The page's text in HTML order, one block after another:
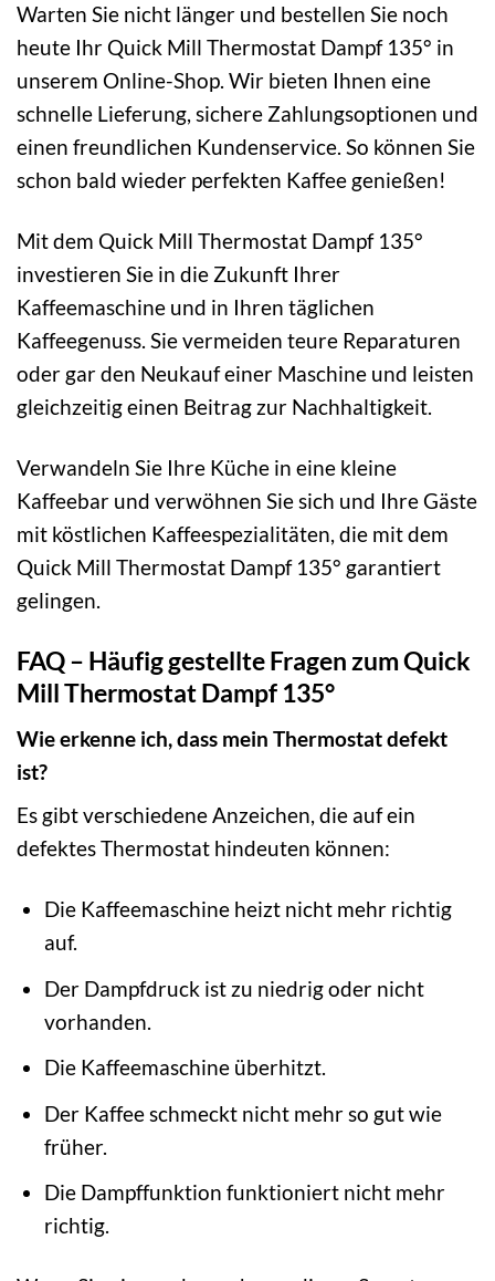
Warten Sie nicht länger und bestellen Sie noch
heute Ihr Quick Mill Thermostat Dampf 135° in
unserem Online-Shop. Wir bieten Ihnen eine
schnelle Lieferung, sichere Zahlungsoptionen und
einen freundlichen Kundenservice. So können Sie
schon bald wieder perfekten Kaffee genießen!
Mit dem Quick Mill Thermostat Dampf 135°
investieren Sie in die Zukunft Ihrer
Kaffeemaschine und in Ihren täglichen
Kaffeegenuss. Sie vermeiden teure Reparaturen
oder gar den Neukauf einer Maschine und leisten
gleichzeitig einen Beitrag zur Nachhaltigkeit.
Verwandeln Sie Ihre Küche in eine kleine
Kaffeebar und verwöhnen Sie sich und Ihre Gäste
mit köstlichen Kaffeespezialitäten, die mit dem
Quick Mill Thermostat Dampf 135° garantiert
gelingen.
FAQ – Häufig gestellte Fragen zum Quick
Mill Thermostat Dampf 135°
Wie erkenne ich, dass mein Thermostat defekt
ist?
Es gibt verschiedene Anzeichen, die auf ein
defektes Thermostat hindeuten können:
Die Kaffeemaschine heizt nicht mehr richtig
auf.
Der Dampfdruck ist zu niedrig oder nicht
vorhanden.
Die Kaffeemaschine überhitzt.
Der Kaffee schmeckt nicht mehr so gut wie
früher.
Die Dampffunktion funktioniert nicht mehr
richtig.